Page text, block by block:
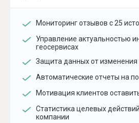
Мониторинг отзывов с 25
Управление актуальностью
геосервисах
Защита данных от
Автоматические отчеты на
Мотивация клиентов
Статистика целевых
компании